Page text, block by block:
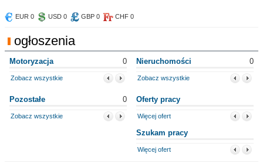
EUR 0 USD 0 GBP 0 CHF 0
ogłoszenia
Motoryzacja 0
Zobacz wszystkie
Nieruchomości 0
Zobacz wszystkie
Pozostałe 0
Zobacz wszystkie
Oferty pracy
Więcej ofert
Szukam pracy
Więcej ofert